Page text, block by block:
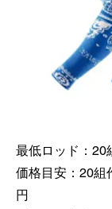
最低ロッド：20
価格目安：20組
円